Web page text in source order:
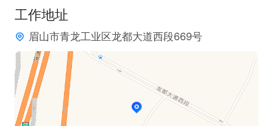
工作地址
眉山市青龙工业区龙都大道西段669号